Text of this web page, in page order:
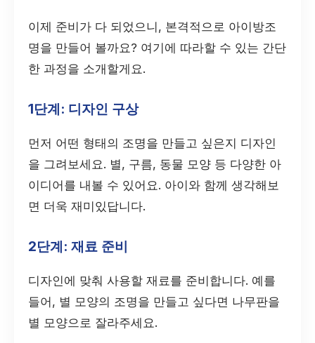
이제 준비가 다 되었으니, 본격적으로 아이방조
명을 만들어 볼까요? 여기에 따라할 수 있는 간단
한 과정을 소개할게요.
1단계: 디자인 구상
먼저 어떤 형태의 조명을 만들고 싶은지 디자인
을 그려보세요. 별, 구름, 동물 모양 등 다양한 아
이디어를 내볼 수 있어요. 아이와 함께 생각해보
면 더욱 재미있답니다.
2단계: 재료 준비
디자인에 맞춰 사용할 재료를 준비합니다. 예를
들어, 별 모양의 조명을 만들고 싶다면 나무판을
별 모양으로 잘라주세요.